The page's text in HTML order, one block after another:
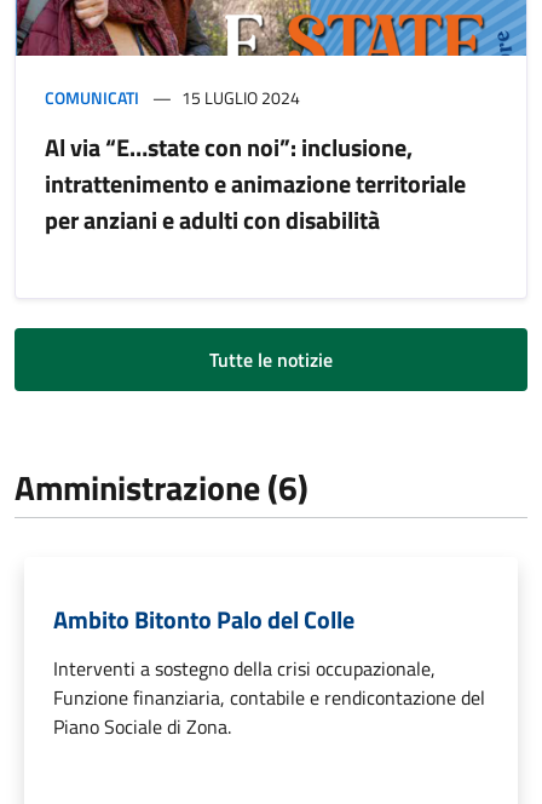
COMUNICATI 15 LUGLIO 2024
Al via “E…state con noi”: inclusione,
intrattenimento e animazione territoriale
per anziani e adulti con disabilità
Tutte le notizie
Amministrazione (6)
Ambito Bitonto Palo del Colle
Interventi a sostegno della crisi occupazionale,
Funzione finanziaria, contabile e rendicontazione del
Piano Sociale di Zona.